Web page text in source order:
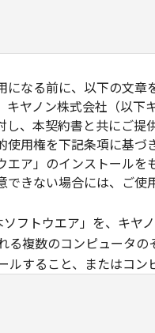
なる前に、以下の文章
キヤノン株式会社（以下
し、本契約書と共にご提
使用権を下記条項に基づ
ア」のインストールを
できない場合には、ご使
フトウエア」を、キヤ
る複数のコンピュータ
ルすること、またはコ